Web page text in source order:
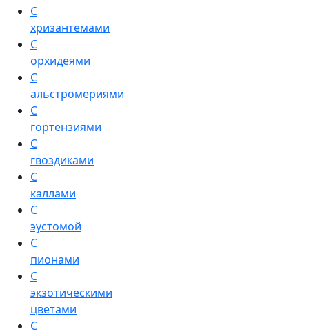
С
хризантемами
С
орхидеями
С
альстромериями
С
гортензиями
С
гвоздиками
С
каллами
С
эустомой
С
пионами
С
экзотическими
цветами
С